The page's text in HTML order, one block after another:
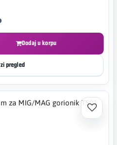
Dodaj u korpu
pregled